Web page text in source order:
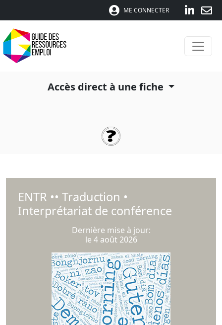
ME CONNECTER
Accès direct à une fiche
ENTR •• Traduction •
Interprétariat de conférence
Dernière mise à jour:
le 4 août 2026